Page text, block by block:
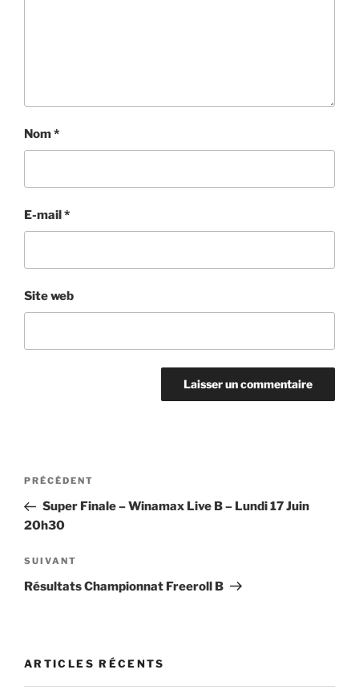
Nom*
E-mail*
Site web
Navigation
l’article
Article
précédent
PRÉCÉDENT
Super Finale – Winamax Live B – Lundi 17 Juin
20h30
Article
suivant
SUIVANT
Résultats Championnat Freeroll B
ARTICLES RÉCENTS